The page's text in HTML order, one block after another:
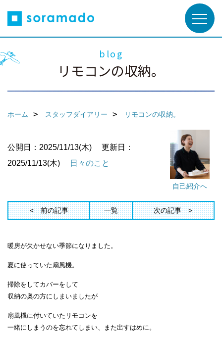
blog
リモコンの収納。
ホーム スタッフダイアリー リモコンの収納。
自己紹介へ
公開日：2025/11/13(木)
更新日：
2025/11/13(木)
日々のこと
前の記事 一覧 次の記事
暖房が欠かせない季節になりました。
夏に使っていた扇風機。
掃除をしてカバーをして
収納の奥の方にしまいましたが
扇風機に付いていたリモコンを
一緒に しまうのを忘れてしまい、また出すはめに。